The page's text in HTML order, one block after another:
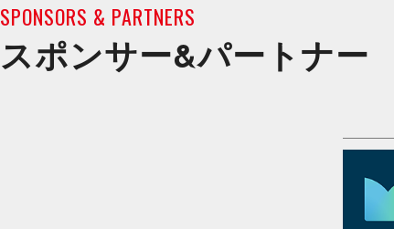
SPONSORS & PARTNERS
スポンサー&パートナー